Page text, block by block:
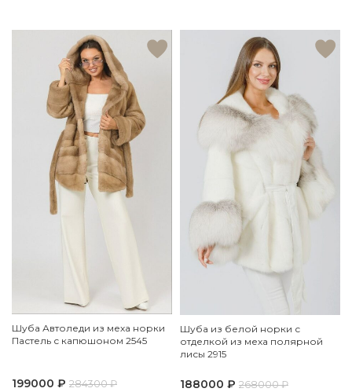
Шуба Автоледи из меха норки
Пастель с капюшоном 2545
199000 ₽ 284300₽
Шуба из белой норки с
отделкой из меха полярной
лисы 2915
188000 ₽ 268000₽